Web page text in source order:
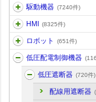
駆動機器 (7240件)
HMI (8325件)
ロボット (651件)
低圧配電制御機器
低圧遮断器 (720件)
配線用遮断器